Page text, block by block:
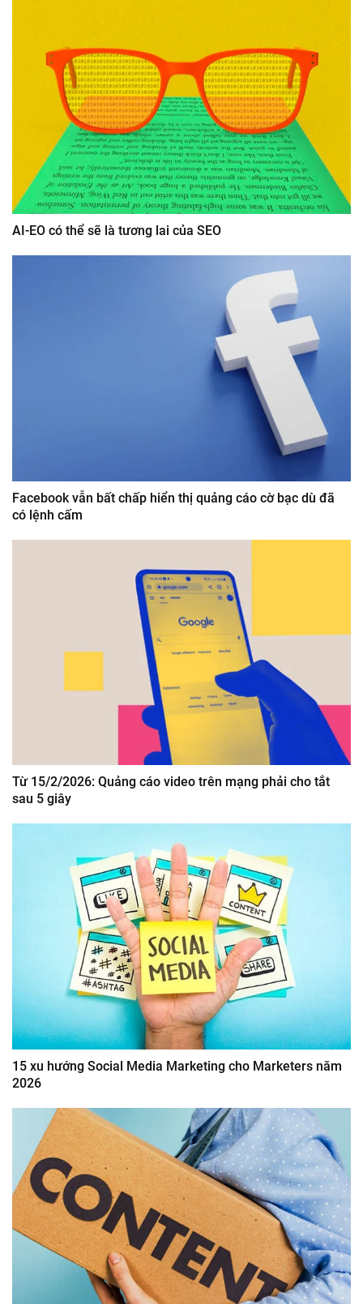
AI-EO có thể sẽ là tương lai của SEO
Facebook vẫn bất chấp hiển thị quảng cáo cờ bạc dù đã
có lệnh cấm
Từ 15/2/2026: Quảng cáo video trên mạng phải cho tắt
sau 5 giây
15 xu hướng Social Media Marketing cho Marketers năm
2026